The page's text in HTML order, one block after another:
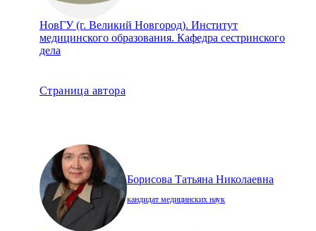
НовГУ (г. Великий Новгород). Институт
медицинского образования. Кафедра сестринского
дела
Страница автора
Борисова Татьяна Николаевна
кандидат медицинских наук